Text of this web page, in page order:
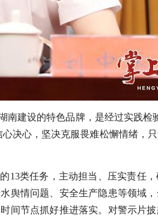
建设的特色品牌，是经过实践检
决心，坚决克服畏难松懈情绪，
13类任务，主动担当、压实责任
情问题、安全生产隐患等领域，
间节点抓好推进落实。对警示片